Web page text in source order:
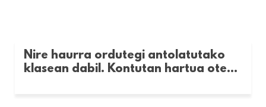
Nire haurra ordutegi antolatutako
klasean dabil. Kontutan hartua ote...